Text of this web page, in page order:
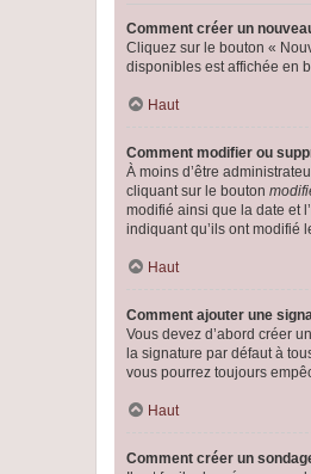
Comment créer un
Cliquez sur le bouton «
disponibles est affichée en
Haut
Comment modifier ou
À moins d’être
cliquant sur le bouton
modifié ainsi que la date et
indiquant qu’ils ont modifié
Haut
Comment ajouter une
Vous devez d’abord créer
la signature par défaut à
vous pourrez toujours
Haut
Comment créer un